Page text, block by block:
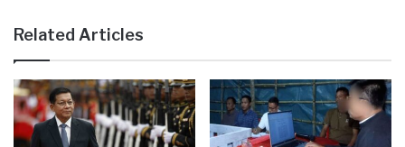
Related Articles